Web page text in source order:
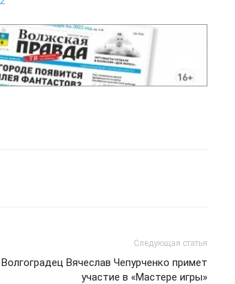
Следующая статья
Волгоградец Вячеслав Чепурченко примет
участие в «Мастере игры»